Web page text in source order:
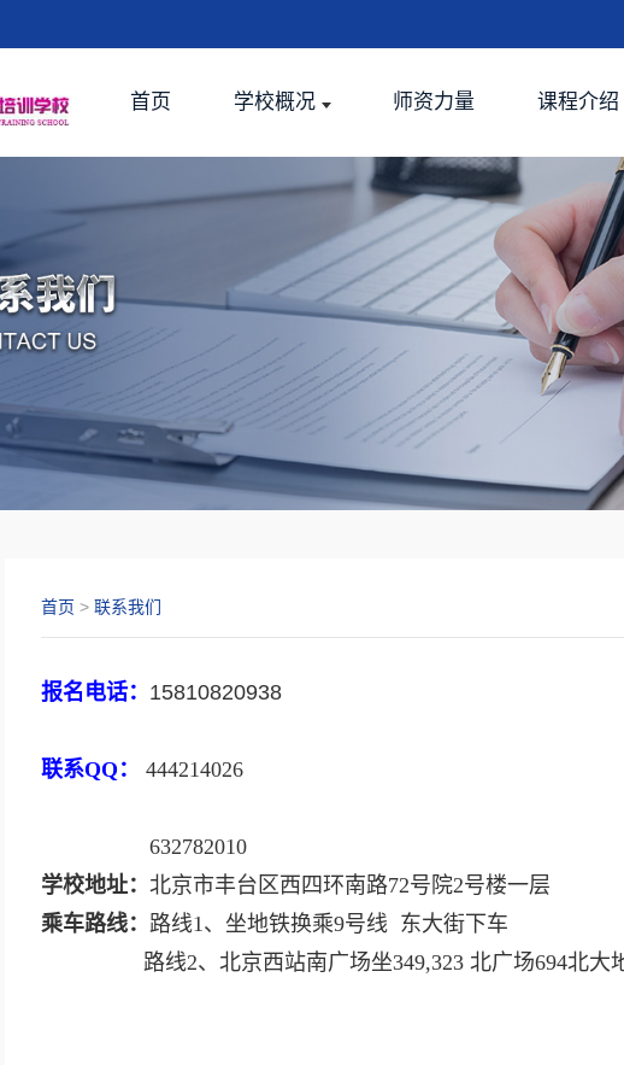
首页 学校概况 师资力量 课程介绍
首页 > 联系我们
报名电话： 15810820938
联系QQ： 444214026
632782010
学校地址： 北京市丰台区西四环南路72号院2号楼一层
乘车路线： 路线1、坐地铁换乘9号线 东大街下车
路线2、北京西站南广场坐349,323 北广场694北大